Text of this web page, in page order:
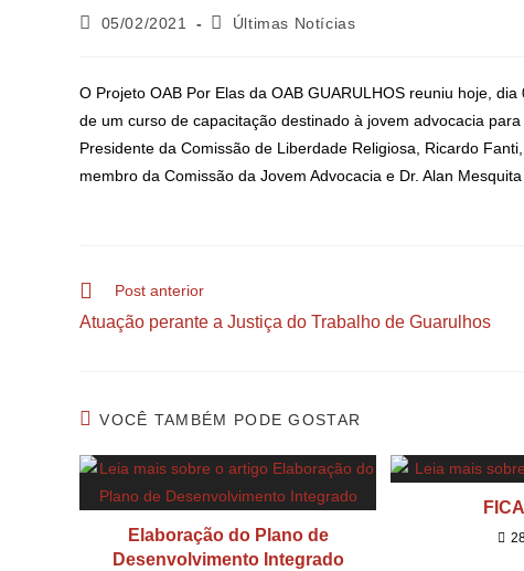
05/02/2021 Últimas Notícias
O Projeto OAB Por Elas da OAB GUARULHOS reuniu hoje,
de um curso de capacitação destinado à jovem advocacia
Presidente da Comissão de Liberdade Religiosa, Ricardo
membro da Comissão da Jovem Advocacia e Dr. Alan
Post anterior
Atuação perante a Justiça do Trabalho de Guarulhos
VOCÊ TAMBÉM PODE GOSTAR
Elaboração do Plano de
Desenvolvimento Integrado